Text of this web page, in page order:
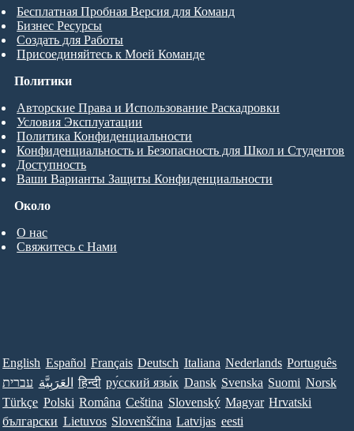
Бесплатная Пробная Версия для Команд
Бизнес Ресурсы
Создать для Работы
Присоединяйтесь к Моей Команде
Около
О нас
Свяжитесь с Нами
Политики
Авторские Права и Использование Раскадровки
Условия Эксплуатации
Политика Конфиденциальности
Конфиденциальность и Безопасность для Школ и Студентов
Доступность
Ваши Варианты Защиты Конфиденциальности
English Español Français Deutsch Italiana Nederlands Português
עברית العَرَبِيَّة हिन्दी ру́сский язы́к Dansk Svenska Suomi Norsk
Türkçe Polski Româna Ceština Slovenský Magyar Hrvatski
български Lietuvos Slovenščina Latvijas eesti